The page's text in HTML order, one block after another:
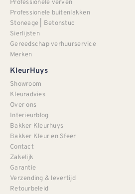
Professionele buitenlakken
Stoneage | Betonstuc
Sierlijsten
Gereedschap verhuurservice
Merken
KleurHuys
Showroom
Kleuradvies
Over ons
Interieurblog
Bakker Kleurhuys
Bakker Kleur en Sfeer
Contact
Zakelijk
Garantie
Verzending & levertijd
Retourbeleid